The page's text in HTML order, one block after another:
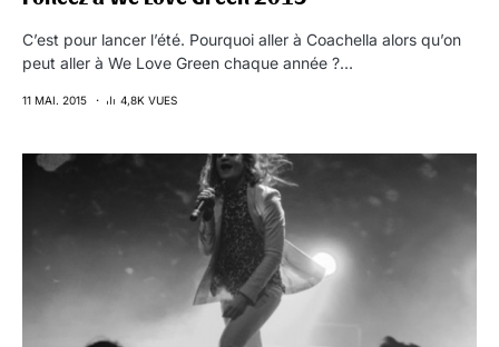
C’est pour lancer l’été. Pourquoi aller à Coachella alors qu’on
peut aller à We Love Green chaque année ?…
11 MAI. 2015 4,8K VUES